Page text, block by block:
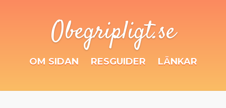
Obegripligt.se
OM SIDAN RESGUIDER LÄNKAR